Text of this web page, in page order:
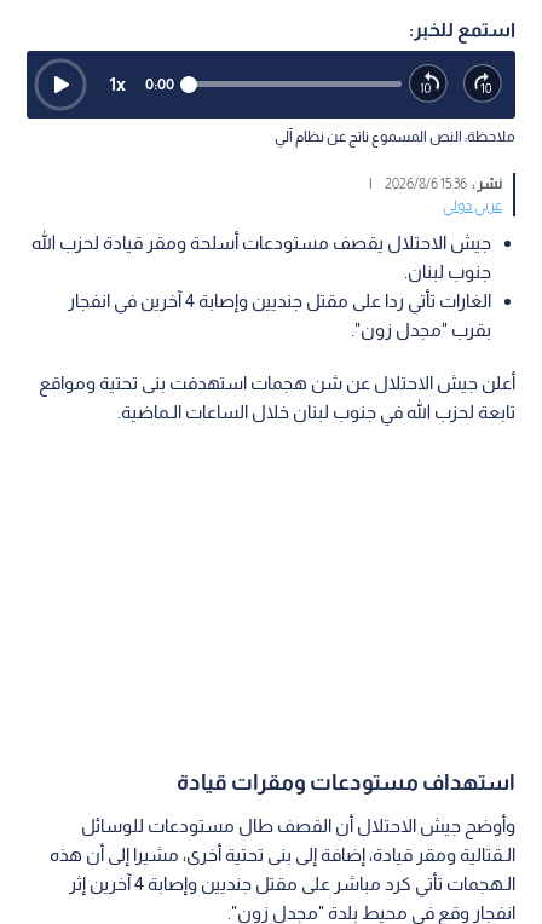
استمع للخبر:
0:00
1x
ملاحظة: النص المسموع ناتج عن نظام آلي
نشر :15:36 2026/8/6
|
عربي دولي
جيش الاحتلال يقصف مستودعات أسلحة ومقر قيادة لحزب الله
جنوب لبنان.
الغارات تأتي ردا على مقتل جنديين وإصابة 4 آخرين في انفجار
بقرب "مجدل زون".
أعلن جيش الاحتلال عن شن هجمات استهدفت بنى تحتية ومواقع
تابعة لحزب الله في جنوب لبنان خلال الساعات الـماضية.
استهداف مستودعات ومقرات قيادة
وأوضح جيش الاحتلال أن القصف طال مستودعات للوسائل
الـقتالية ومقر قيادة، إضافة إلى بنى تحتية أخرى، مشيرا إلى أن هذه
الـهجمات تأتي كرد مباشر على مقتل جنديين وإصابة 4 آخرين إثر
انفجار وقع في محيط بلدة "مجدل زون".